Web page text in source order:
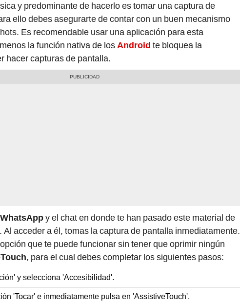
y predominante de hacerlo es tomar una captura de
ello debes asegurarte de contar con un buen mecanismo
Es recomendable usar una aplicación para esta
la función nativa de los Android te bloquea la
hacer capturas de pantalla.
WhatsAppy el chat en donde te han pasado este material de
acceder a él, tomas la captura de pantalla inmediatamente.
que te puede funcionar sin tener que oprimir ningún
, para el cual debes completar los siguientes pasos:
y selecciona 'Accesibilidad'.
'Tocar' e inmediatamente pulsa en 'AssistiveTouch'.